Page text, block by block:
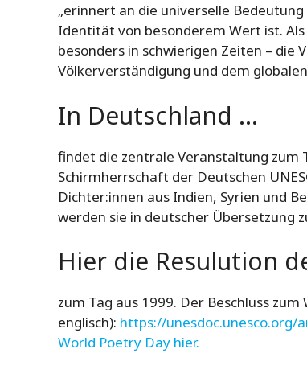
„erinnert an die universelle
Identität von besonderem Wert ist.
besonders in schwierigen Zeiten –
Völkerverständigung und dem
In Deutschland …
findet die zentrale Veranstaltung zum
Schirmherrschaft der Deutschen
Dichter:innen aus Indien, Syrien und
werden sie in deutscher Übersetzung
Hier die Resulution
zum Tag aus 1999. Der Beschluss
englisch): https://unesdoc.unesco.org/
World Poetry Day hier.